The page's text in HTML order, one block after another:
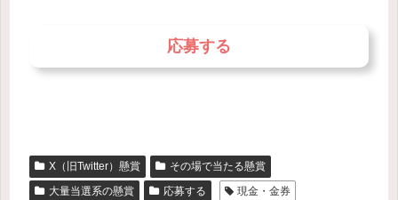
応募する
X（旧Twitter）懸賞
その場で当たる懸賞
大量当選系の懸賞
応募する 現金・金券